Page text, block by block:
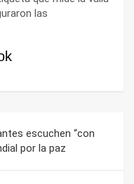
las
escuchen “con
por la paz